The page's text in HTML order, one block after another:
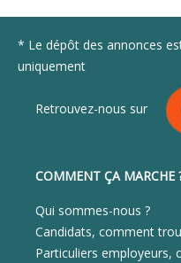
* Le dépôt des annonces
uniquement
Retrouvez-nous sur
COMMENT ÇA MARCHE
Qui sommes-nous ?
Candidats, comment
Particuliers employeurs,